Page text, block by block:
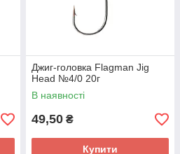
Джиг-головка Flagman Jig
Head №4/0 20г
В наявності
49,50 ₴
Купити